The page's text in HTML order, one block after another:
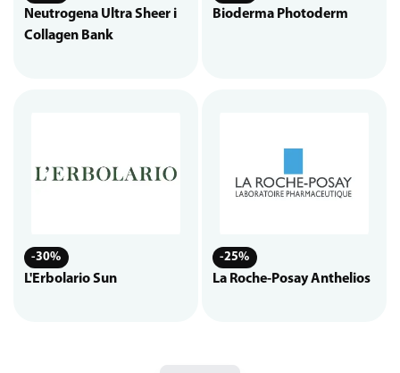
Neutrogena Ultra Sheer i
Collagen Bank
Bioderma Photoderm
-30%
L'Erbolario Sun
-25%
La Roche-Posay Anthelios